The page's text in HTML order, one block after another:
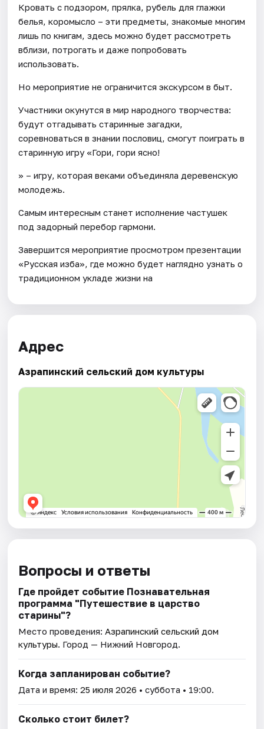
Кровать с подзором, прялка, рубель для глажки
белья, коромысло – эти предметы, знакомые многим
лишь по книгам, здесь можно будет рассмотреть
вблизи, потрогать и даже попробовать
использовать.
Но мероприятие не ограничится экскурсом в быт.
Участники окунутся в мир народного творчества:
будут отгадывать старинные загадки,
соревноваться в знании пословиц, смогут поиграть в
старинную игру «Гори, гори ясно!
» – игру, которая веками объединяла деревенскую
молодежь.
Самым интересным станет исполнение частушек
под задорный перебор гармони.
Завершится мероприятие просмотром презентации
«Русская изба», где можно будет наглядно узнать о
традиционном укладе жизни на
Адрес
Азрапинский сельский дом культуры
Вопросы и ответы
Где пройдет событие Познавательная
программа "Путешествие в царство
старины"?
Место проведения:Азрапинский сельский дом
культуры. Город — Нижний Новгород.
Когда запланирован событие?
Дата и время:25 июля 2026 • суббота • 19:00.
Сколько стоит билет?